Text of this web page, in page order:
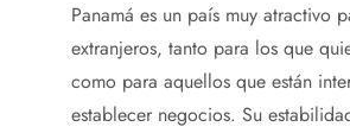
Panamá es un país muy atractivo
extranjeros, tanto para los que
como para aquellos que están
establecer negocios. Su